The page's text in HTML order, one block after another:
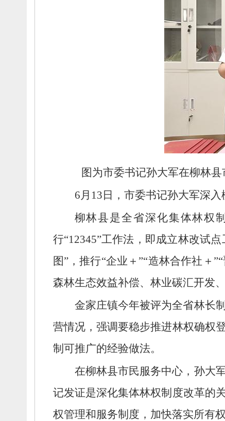
图为市委书记孙大军在柳林
6月13日， 市委书记孙大军深入
柳林县是全省深化集体林权
行“12345”工作法， 即成立林改试点
图”，推行“企业＋”“造林合作社＋
森林生态效益补偿、 林业碳汇开发、
金家庄镇今年被评为全省林长
营情况， 强调要稳步推进林权确权登
制可推广的经验做法。
在柳林县市民服务中心， 孙大
记发证是深化集体林权制度改革的
权管理和服务制度， 加快落实所有权